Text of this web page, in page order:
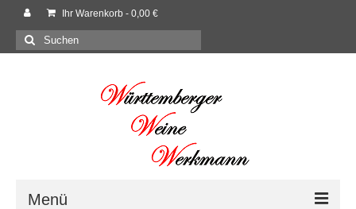
Ihr Warenkorb - 0,00 €
Suchen
nach:
Menü